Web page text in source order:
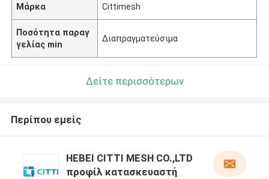
Μάρκα Cittimesh
Ποσότητα παραγ
γελίας min
Διαπραγματεύσιμα
Δείτε περισσότερων
Περίπου εμείς
HEBEI CITTI MESH CO.,LTD
προφίλ κατασκευαστή